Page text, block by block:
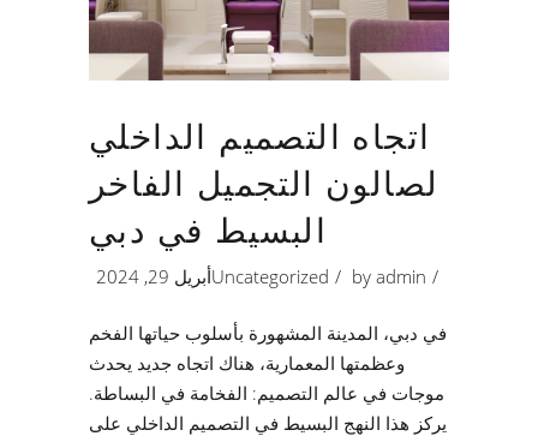
اتجاه التصميم الداخلي
لصالون التجميل الفاخر
البسيط في دبي
by admin
Uncategorizedأبريل 29, 2024
في دبي، المدينة المشهورة بأسلوب حياتها الفخم
وعظمتها المعمارية، هناك اتجاه جديد يحدث
موجات في عالم التصميم: الفخامة في البساطة.
يركز هذا النهج البسيط في التصميم الداخلي على